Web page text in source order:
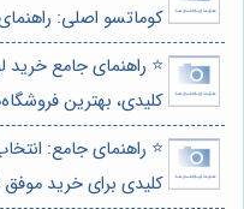
کوماتسو اصلی:
⭐️ راهنمای جامع خرید
کلیدی، بهترین
⭐️ راهنمای جامع:
کلیدی برای خرید